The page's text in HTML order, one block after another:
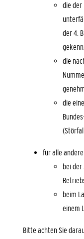
die der
der 4.
die
die
für alle
bei
beim
einem
Bitte achten Sie